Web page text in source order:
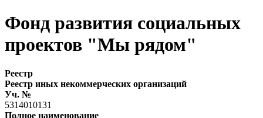
Фонд развития социальных
проектов "Мы рядом"
Реестр
Реестр иных некоммерческих организаций
Уч. №
5314010131
Полное наименование